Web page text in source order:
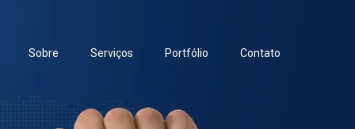
Sobre Serviços Portfólio Contato